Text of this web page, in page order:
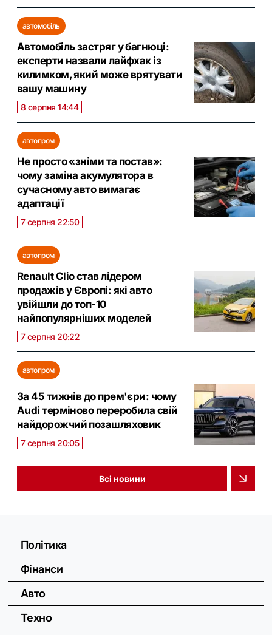
автомобіль
Автомобіль застряг у багнюці:
експерти назвали лайфхак із
килимком, який може врятувати
вашу машину
8 серпня 14:44
автопром
Не просто «зніми та постав»:
чому заміна акумулятора в
сучасному авто вимагає
адаптації
7 серпня 22:50
автопром
Renault Clio став лідером
продажів у Європі: які авто
увійшли до топ-10
найпопулярніших моделей
7 серпня 20:22
автопром
За 45 тижнів до прем'єри: чому
Audi терміново переробила свій
найдорожчий позашляховик
7 серпня 20:05
Всі новини
Політика
Фінанси
Авто
Техно